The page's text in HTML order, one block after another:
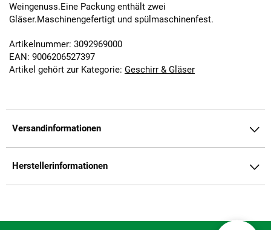
Weingenuss.Eine Packung enthält zwei
Gläser.Maschinengefertigt und spülmaschinenfest.
Artikelnummer: 3092969000
EAN: 9006206527397
Artikel gehört zur Kategorie: Geschirr & Gläser
Versandinformationen
Herstellerinformationen